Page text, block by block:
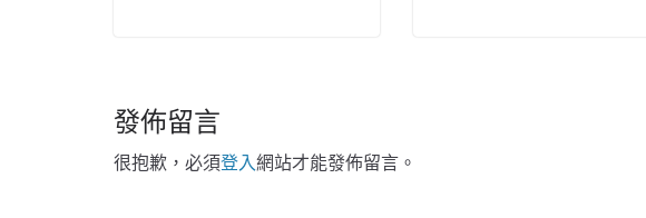
發佈留言
很抱歉，必須登入網站才能發佈留言。